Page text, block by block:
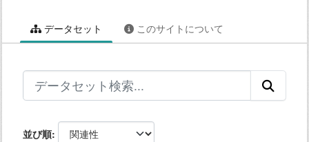
データセット このサイトについて
並び順